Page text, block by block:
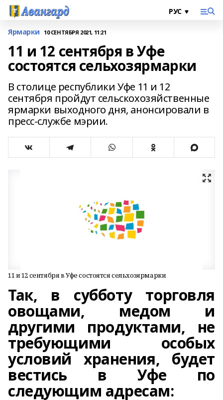
Ярмарки 10 СЕНТЯБРЯ 2021, 11:21
11 и 12 сентября в Уфе
состоятся сельхозярмарки
В столице республики Уфе 11 и 12
сентября пройдут сельскохозяйственные
ярмарки выходного дня, анонсировали в
пресс-службе мэрии.
11 и 12 сентября в Уфе состоятся сельхозярмарки
Так, в субботу торговля
овощами, медом и
другими продуктами, не
требующими особых
условий хранения, будет
вестись в Уфе по
следующим адресам: